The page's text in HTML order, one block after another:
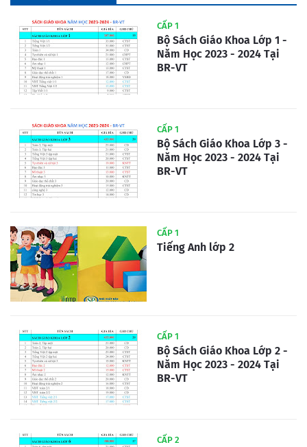
CẤP 1
Bộ Sách Giáo Khoa Lớp 1 -
Năm Học 2023 - 2024 Tại
BR-VT
CẤP 1
Bộ Sách Giáo Khoa Lớp 3 -
Năm Học 2023 - 2024 Tại
BR-VT
CẤP 1
Tiếng Anh lớp 2
CẤP 1
Bộ Sách Giáo Khoa Lớp 2 -
Năm Học 2023 - 2024 Tại
BR-VT
CẤP 2